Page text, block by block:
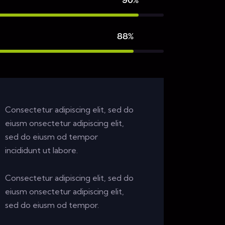
88%
Consectetur adipiscing elit, sed do
eiusm onsectetur adipiscing elit,
sed do eiusm od tempor
incididunt ut labore.
Consectetur adipiscing elit, sed do
eiusm onsectetur adipiscing elit,
sed do eiusm od tempor.